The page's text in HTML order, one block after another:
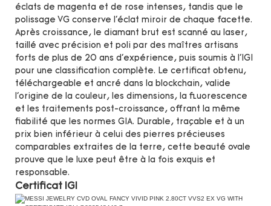
éclats de magenta et de rose intenses, tandis que le
polissage VG conserve l'éclat miroir de chaque facette.
Après croissance, le diamant brut est scanné au laser,
taillé avec précision et poli par des maîtres artisans
forts de plus de 20 ans d'expérience, puis soumis à l'IGI
pour une classification complète. Le certificat obtenu,
téléchargeable et ancré dans la blockchain, valide
l'origine de la couleur, les dimensions, la fluorescence
et les traitements post-croissance, offrant la même
fiabilité que les normes GIA. Durable, traçable et à un
prix bien inférieur à celui des pierres précieuses
comparables extraites de la terre, cette beauté ovale
prouve que le luxe peut être à la fois exquis et
responsable.
Certificat IGI